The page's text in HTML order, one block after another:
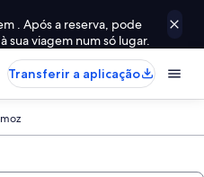
. Após a reserva, pode
sua viagem num só lugar.
Transferir a aplicação